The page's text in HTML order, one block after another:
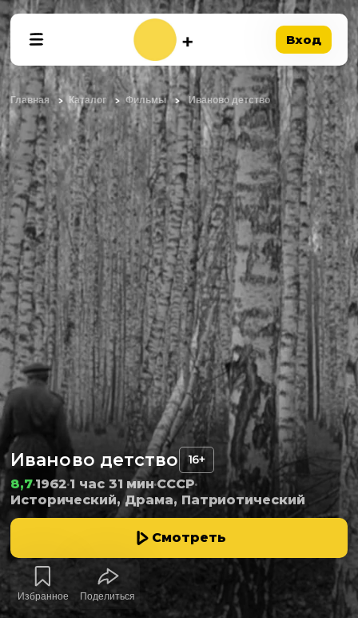
Вход
Главная Каталог Фильмы Иваново детство
Иваново детство 16+
8,719621 час 31 мин СССР
Исторический, Драма, Патриотический
Смотреть
Избранное Поделиться